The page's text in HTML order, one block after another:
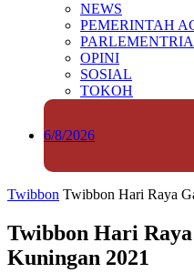
NEWS
PEMERINTAH
PARLEMENTRIA
OPINI
SOSIAL
TOKOH
6/8/2026
Twibbon Twibbon Hari Raya
Twibbon Hari
Kuningan 2021